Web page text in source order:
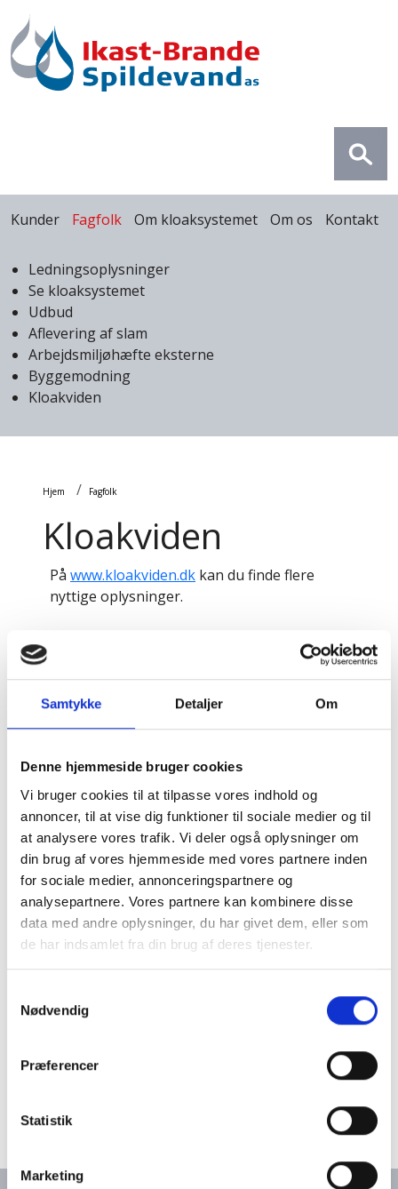
Samtykke Detaljer Om
Denne hjemmeside bruger cookies
Vi bruger cookies til at tilpasse vores indhold og
annoncer, til at vise dig funktioner til sociale medier og til
at analysere vores trafik. Vi deler også oplysninger om
din brug af vores hjemmeside med vores partnere inden
for sociale medier, annonceringspartnere og
analysepartnere. Vores partnere kan kombinere disse
data med andre oplysninger, du har givet dem, eller som
de har indsamlet fra din brug af deres tjenester.
Nødvendig
Præferencer
Statistik
Marketing
Gå til hovedindhold
Primær navigation
Kunder Fagfolk Om kloaksystemet Om os Kontakt
Primær navigation
Ledningsoplysninger
Se kloaksystemet
Udbud
Aflevering af slam
Arbejdsmiljøhæfte eksterne
Byggemodning
Kloakviden
Brødkrumme
Hjem Fagfolk
Kloakviden
På www.kloakviden.dk kan du finde flere
nyttige oplysninger.
Quicklinks
Vagttelefon
Priser
Job
Se kloaksystemet
Tømningsordning
Stoppet kloak
Byggemodning
Nyttige links